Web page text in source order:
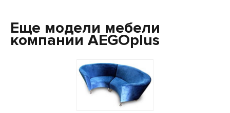
Еще модели мебели
компании AEGOplus